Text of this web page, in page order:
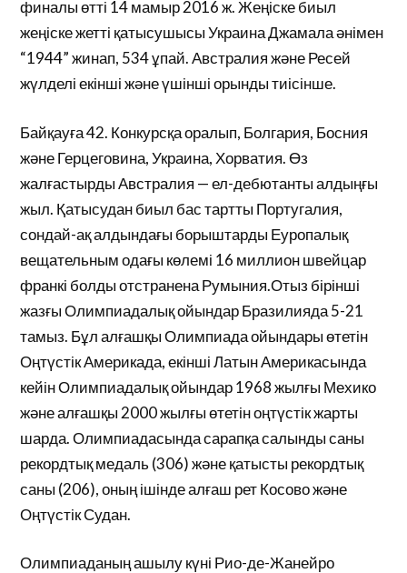
финалы өтті 14 мамыр 2016 ж. Жеңіске биыл
жеңіске жетті қатысушысы Украина Джамала әнімен
“1944” жинап, 534 ұпай. Австралия және Ресей
жүлделі екінші және үшінші орынды тиісінше.
Байқауға 42. Конкурсқа оралып, Болгария, Босния
және Герцеговина, Украина, Хорватия. Өз
жалғастырды Австралия — ел-дебютанты алдыңғы
жыл. Қатысудан биыл бас тартты Португалия,
сондай-ақ алдындағы борыштарды Еуропалық
вещательным одағы көлемі 16 миллион швейцар
франкі болды отстранена Румыния.Отыз бірінші
жазғы Олимпиадалық ойындар Бразилияда 5-21
тамыз. Бұл алғашқы Олимпиада ойындары өтетін
Оңтүстік Америкада, екінші Латын Америкасында
кейін Олимпиадалық ойындар 1968 жылғы Мехико
және алғашқы 2000 жылғы өтетін оңтүстік жарты
шарда. Олимпиадасында сарапқа салынды саны
рекордтық медаль (306) және қатысты рекордтық
саны (206), оның ішінде алғаш рет Косово және
Оңтүстік Судан.
Олимпиаданың ашылу күні Рио-де-Жанейро